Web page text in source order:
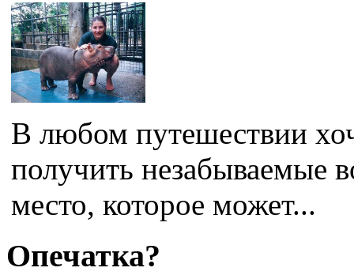
В любом путешествии
получить незабываемые
место, которое может...
Опечатка?